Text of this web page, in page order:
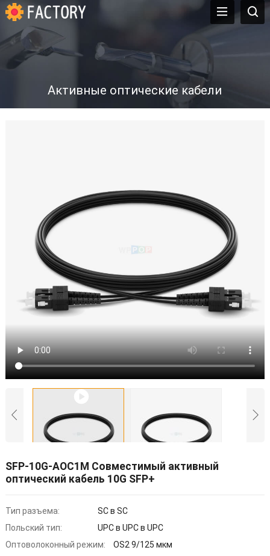
Активные оптические кабели
SFP-10G-AOC1M Совместимый активный
оптический кабель 10G SFP+
Тип разъема:
SC в SC
Польский тип:
UPC в UPC в UPC
Оптоволоконный режим:
OS2 9/125 мкм